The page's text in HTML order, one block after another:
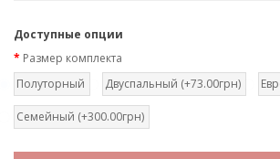
Доступные опции
Размер комплекта
Полуторный
Двуспальный (+73.00грн)
Семейный (+300.00грн)